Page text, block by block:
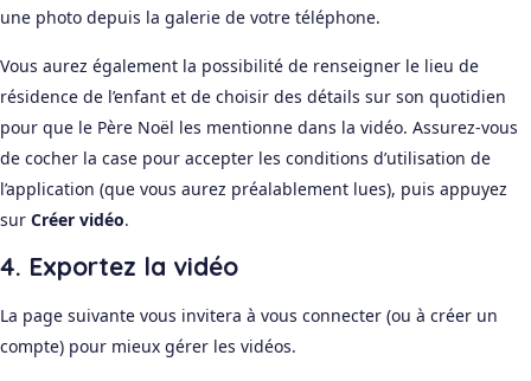
une photo depuis la galerie de votre téléphone.
Vous aurez également la possibilité de renseigner le lieu de
résidence de l’enfant et de choisir des détails sur son quotidien
pour que le Père Noël les mentionne dans la vidéo. Assurez-vous
de cocher la case pour accepter les conditions d’utilisation de
l’application (que vous aurez préalablement lues), puis appuyez
sur Créer vidéo.
4. Exportez la vidéo
La page suivante vous invitera à vous connecter (ou à créer un
compte) pour mieux gérer les vidéos.